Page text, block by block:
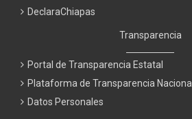
DeclaraChiapas
Transparencia
Portal de Transparencia Estatal
Plataforma de Transparencia Nacional
Datos Personales